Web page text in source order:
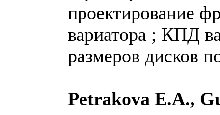
проектирование
вариатора ; КПД
размеров дисков
Petrakova Е.А.,